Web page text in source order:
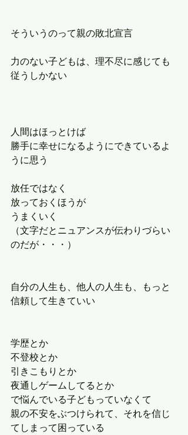
そういうのって親の敗北宣言
力のない子どもは、理不尽に感じても
従うしかない
人間はほっとけば
勝手に幸せになるようにできているよ
うに思う
放任ではなく
放っておくほうが
うまくいく
（文字だとニュアンスが伝わりづらい
のだが・・・）
自分の人生も、他人の人生も、もっと
信頼して生きていい
学歴とか
不登校とか
引きこもりとか
夜通しゲームしてるとか
で悩んでいる子どもっていなくて
親の不安をぶつけられて、それを信じ
てしまって困っている